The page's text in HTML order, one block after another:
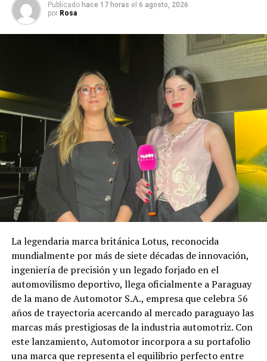
Publicado hace 17 horas el 6 agosto, 2026
por Rosa
La legendaria marca británica Lotus, reconocida
mundialmente por más de siete décadas de innovación,
ingeniería de precisión y un legado forjado en el
automovilismo deportivo, llega oficialmente a Paraguay
de la mano de Automotor S.A., empresa que celebra 56
años de trayectoria acercando al mercado paraguayo las
marcas más prestigiosas de la industria automotriz. Con
este lanzamiento, Automotor incorpora a su portafolio
una marca que representa el equilibrio perfecto entre